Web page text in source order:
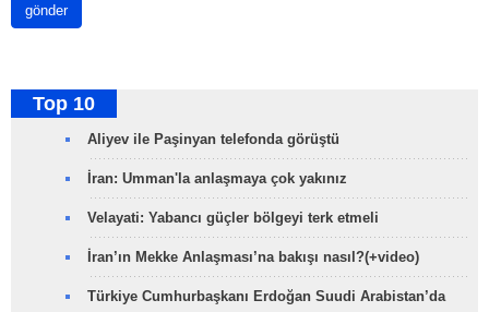
gönder
Top 10
Aliyev ile Paşinyan telefonda görüştü
İran: Umman'la anlaşmaya çok yakınız
Velayati: Yabancı güçler bölgeyi terk etmeli
İran’ın Mekke Anlaşması’na bakışı nasıl?(+video)
Türkiye Cumhurbaşkanı Erdoğan Suudi Arabistan’da